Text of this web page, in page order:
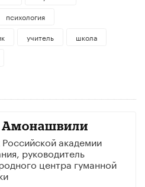
психология
учитель
школа
Амонашвили
академии
руководитель
центра гуманной